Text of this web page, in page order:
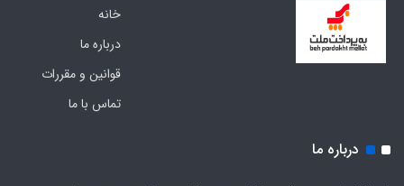
خانه
درباره ما
قوانین و مقررات
تماس با ما
درباره ما